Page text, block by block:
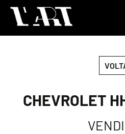
CHEVROLET